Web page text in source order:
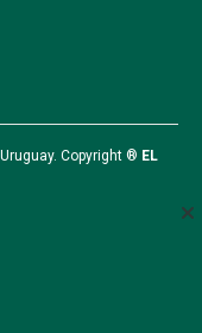
Copyright ® EL